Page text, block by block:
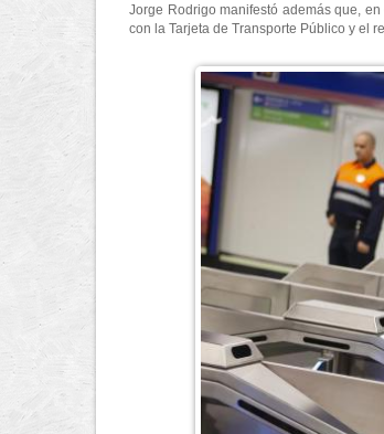
Jorge Rodrigo manifestó además que,
con la Tarjeta de Transporte Público y el